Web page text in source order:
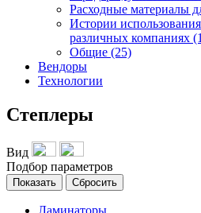
Расходные материалы
Истории
различных компаниях
Общие (25)
Вендоры
Технологии
Степлеры
Вид
Подбор параметров
Ламинаторы